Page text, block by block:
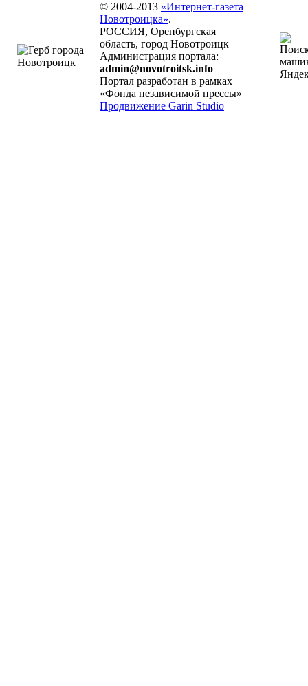
© 2004-2013 «Интернет-газета
Новотроицка».
РОССИЯ, Оренбургская
область, город Новотроицк
Администрация портала:
admin@novotroitsk.info
Портал разработан в рамках
«Фонда независимой прессы»
Продвижение Garin Studio